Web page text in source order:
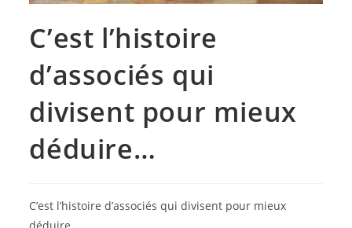
C’est l’histoire
d’associés qui
divisent pour mieux
déduire…
C’est l’histoire d’associés qui divisent pour mieux